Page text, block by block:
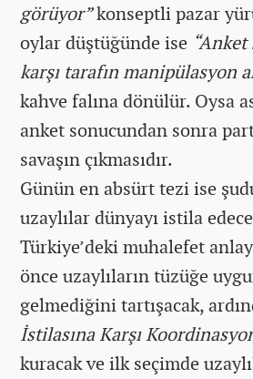
görüyor”konseptli pazar
oylar düştüğünde ise
karşı tarafın manipülasyon
kahve falına dönülür. Oysa
anket sonucundan sonra
savaşın çıkmasıdır.
Günün en absürt tezi ise
uzaylılar dünyayı istila
Türkiye’deki muhalefet
önce uzaylıların tüzüğe
gelmediğini tartışacak,
İstilasına Karşı
kuracak ve ilk seçimde